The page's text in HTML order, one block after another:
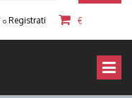
o Registrati €